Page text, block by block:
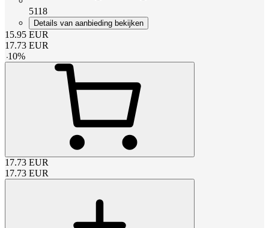
5118
Details van aanbieding bekijken
15.95 EUR
17.73 EUR
-10%
17.73 EUR
17.73 EUR